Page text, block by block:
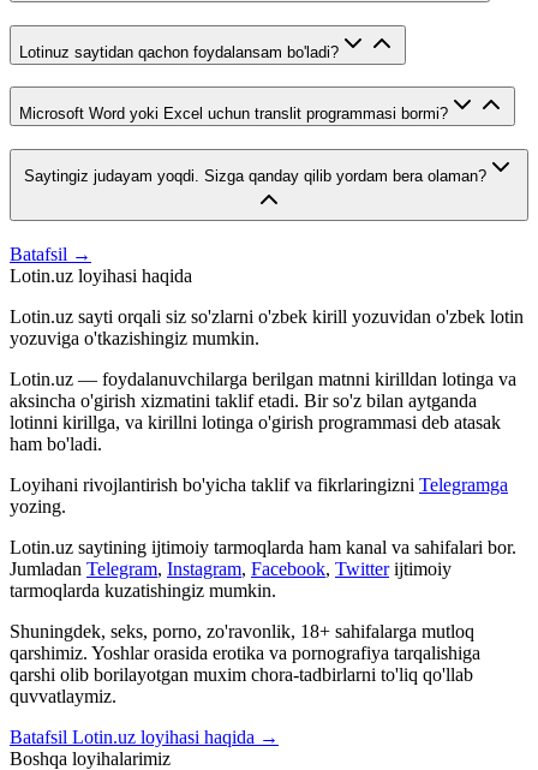
Lotinuz saytidan qachon foydalansam bo'ladi?
Microsoft Word yoki Excel uchun translit programmasi bormi?
Saytingiz judayam yoqdi. Sizga qanday qilib yordam bera olaman?
Batafsil →
Lotin.uz loyihasi haqida
Lotin.uz sayti orqali siz so'zlarni o'zbek kirill yozuvidan o'zbek lotin
yozuviga o'tkazishingiz mumkin.
Lotin.uz — foydalanuvchilarga berilgan matnni kirilldan lotinga va
aksincha o'girish xizmatini taklif etadi. Bir so'z bilan aytganda
lotinni kirillga, va kirillni lotinga o'girish programmasi deb atasak
ham bo'ladi.
Loyihani rivojlantirish bo'yicha taklif va fikrlaringizni Telegramga
yozing.
Lotin.uz saytining ijtimoiy tarmoqlarda ham kanal va sahifalari bor.
Jumladan Telegram, Instagram, Facebook, Twitter ijtimoiy
tarmoqlarda kuzatishingiz mumkin.
Shuningdek, seks, porno, zo'ravonlik, 18+ sahifalarga mutloq
qarshimiz. Yoshlar orasida erotika va pornografiya tarqalishiga
qarshi olib borilayotgan muxim chora-tadbirlarni to'liq qo'llab
quvvatlaymiz.
Batafsil Lotin.uz loyihasi haqida →
Boshqa loyihalarimiz